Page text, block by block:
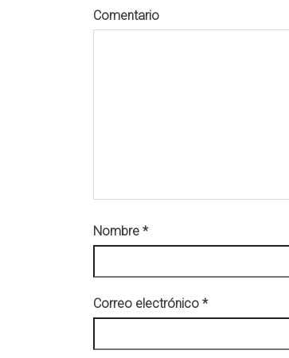
Comentario
Nombre *
Correo electrónico *